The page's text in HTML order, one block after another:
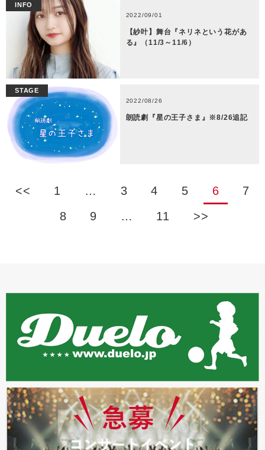
INFO
2022/09/01
【紗叶】舞台『ネリネという花があ
る』（11/3～11/6）
STAGE
2022/08/26
朗読劇『星の王子さま』※8/26追記
<< 1 … 3 4 5 6
7
8
9 … 11 >>